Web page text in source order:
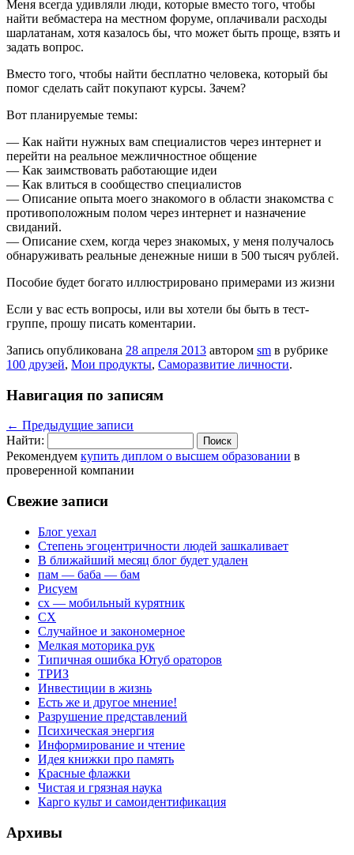
Меня всегда удивляли люди, которые вместо того, чтобы
найти вебмастера на местном форуме, оплачивали расходы
шарлатанам, хотя казалось бы, что может быть проще, взять и
задать вопрос.
Вместо того, чтобы найти бесплатно человека, который бы
помог сделать сайт покупают курсы. Зачем?
Вот планируемые темы:
— Как найти нужных вам специалистов через интернет и
перейти на реальное межличностное общение
— Как заимствовать работающие идеи
— Как влиться в сообщество специалистов
— Описание опыта моего знакомого в области знакомства с
противоположным полом через интернет и назначение
свиданий.
— Описание схем, когда через знакомых, у меня получалось
обнаруживать реальные денежные ниши в 500 тысяч рублей.
Пособие будет богато иллюстрировано примерами из жизни
Если у вас есть вопросы, или вы хотели бы быть в тест-
группе, прошу писать коментарии.
Запись опубликована 28 апреля 2013 автором sm в рубрике
100 друзей, Мои продукты, Саморазвитие личности.
Навигация по записям
← Предыдущие записи
Найти:
Рекомендуем купить диплом о высшем образовании в
проверенной компании
Свежие записи
Блог уехал
Степень эгоцентричности людей зашкаливает
В ближайший месяц блог будет удален
пам — баба — бам
Рисуем
сх — мобильный курятник
СХ
Случайное и закономерное
Мелкая моторика рук
Типичная ошибка Ютуб ораторов
ТРИЗ
Инвестиции в жизнь
Есть же и другое мнение!
Разрушение представлений
Психическая энергия
Информирование и чтение
Идея книжки про память
Красные флажки
Чистая и грязная наука
Карго культ и самоидентификация
Архивы